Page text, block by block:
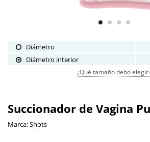
Diámetro
Diámetro interior
¿Qué tamaño debo
Succionador de Vagina
Marca:Shots